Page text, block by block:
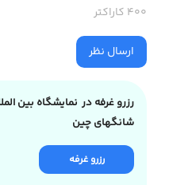
400 کاراکتر
ارسال نظر
رزرو غرفه در نمایشگاه بین
شانگهای چین
رزرو غرفه